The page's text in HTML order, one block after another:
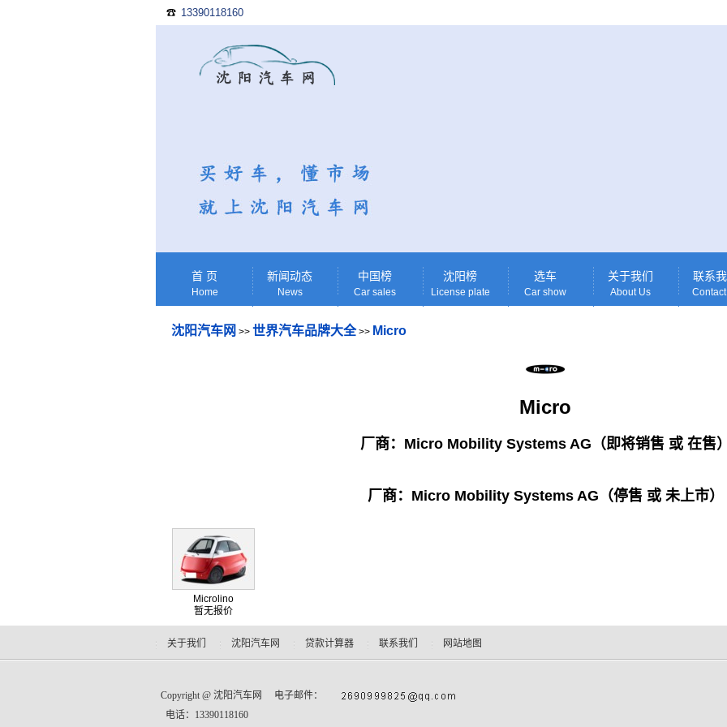
☎ 13390118160
首 页
Home
新闻动态
News
中国榜
Car sales
沈阳榜
License plate
选车
Car show
关于我们
About Us
联系
沈阳汽车网 >>世界汽车品牌大全>> Micro
Micro
厂商：Micro Mobility Systems AG（即将销售 或 在售
厂商：Micro Mobility Systems AG（停售 或 未上市）
Microlino
暂无报价
Copyright @ 沈阳汽车网
电子邮件：
电话：13390118160
关于我们 沈阳汽车网 贷款计算器 联系我们 网站地图